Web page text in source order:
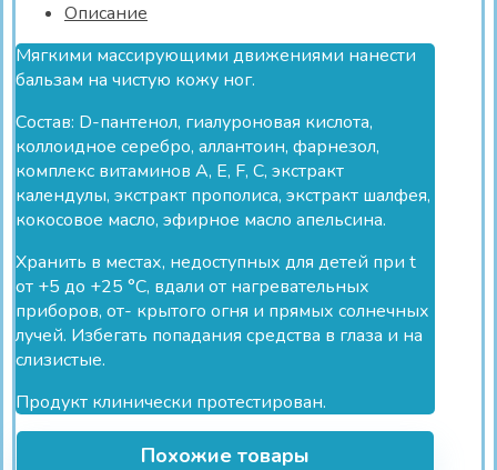
Описание
Мягкими массирующими движениями нанести
бальзам на чистую кожу ног.
Состав: D-пантенол, гиалуроновая кислота,
коллоидное серебро, аллантоин, фарнезол,
комплекс витаминов A, E, F, C, экстракт
календулы, экстракт прополиса, экстракт шалфея,
кокосовое масло, эфирное масло апельсина.
Хранить в местах, недоступных для детей при t
от +5 до +25 °C, вдали от нагревательных
приборов, от- крытого огня и прямых солнечных
лучей. Избегать попадания средства в глаза и на
слизистые.
Продукт клинически протестирован.
Похожие товары